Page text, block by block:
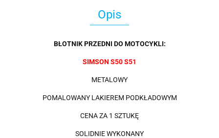
Opis
BŁOTNIK PRZEDNI DO MOTOCYKLI:
SIMSON S50 S51
METALOWY
POMALOWANY LAKIEREM PODKŁADOWYM
CENA ZA 1 SZTUKĘ
SOLIDNIE WYKONANY